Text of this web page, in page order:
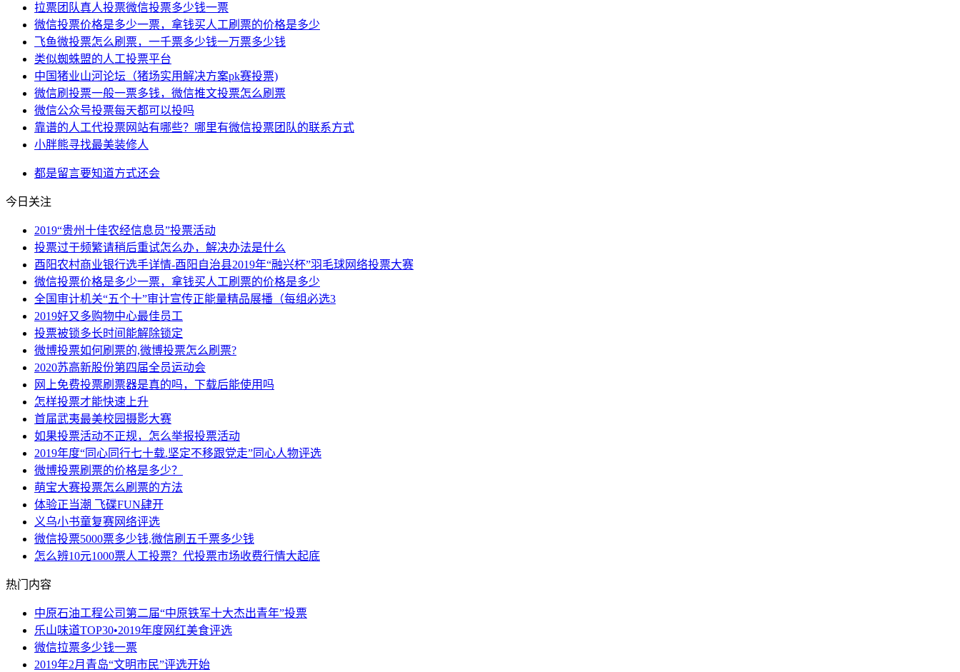
拉票团队真人投票微信投票多少钱一票
微信投票价格是多少一票，拿钱买人工刷票的价格是多少
飞鱼微投票怎么刷票，一千票多少钱一万票多少钱
类似蜘蛛盟的人工投票平台
中国猪业山河论坛（猪场实用解决方案pk赛投票)
微信刷投票一般一票多钱，微信推文投票怎么刷票
微信公众号投票每天都可以投吗
靠谱的人工代投票网站有哪些？哪里有微信投票团队的联系方式
小胖熊寻找最美装修人
都是留言要知道方式还会
今日关注
2019“贵州十佳农经信息员”投票活动
投票过于频繁请稍后重试怎么办，解决办法是什么
酉阳农村商业银行选手详情-酉阳自治县2019年“融兴杯”羽毛球网络投票大赛
微信投票价格是多少一票，拿钱买人工刷票的价格是多少
全国审计机关“五个十”审计宣传正能量精品展播（每组必选3
2019好又多购物中心最佳员工
投票被锁多长时间能解除锁定
微博投票如何刷票的,微博投票怎么刷票?
2020苏高新股份第四届全员运动会
网上免费投票刷票器是真的吗，下载后能使用吗
怎样投票才能快速上升
首届武夷最美校园摄影大赛
如果投票活动不正规，怎么举报投票活动
2019年度“同心同行七十载.坚定不移跟党走”同心人物评选
微博投票刷票的价格是多少？
萌宝大赛投票怎么刷票的方法
体验正当潮 飞碟FUN肆开
义乌小书童复赛网络评选
微信投票5000票多少钱,微信刷五千票多少钱
怎么辨10元1000票人工投票？代投票市场收费行情大起底
热门内容
中原石油工程公司第二届“中原铁军十大杰出青年”投票
乐山味道TOP30•2019年度网红美食评选
微信拉票多少钱一票
2019年2月青岛“文明市民”评选开始